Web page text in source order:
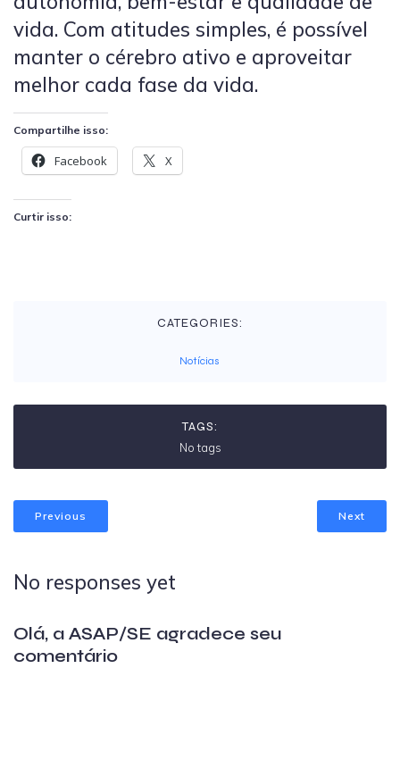
vida. Com atitudes simples, é possível
manter o cérebro ativo e aproveitar
melhor cada fase da vida.
Compartilhe isso:
Facebook X
Curtir isso:
CATEGORIES:
Notícias
TAGS:
No tags
Previous Next
No responses yet
Olá, a ASAP/SE agradece seu
comentário